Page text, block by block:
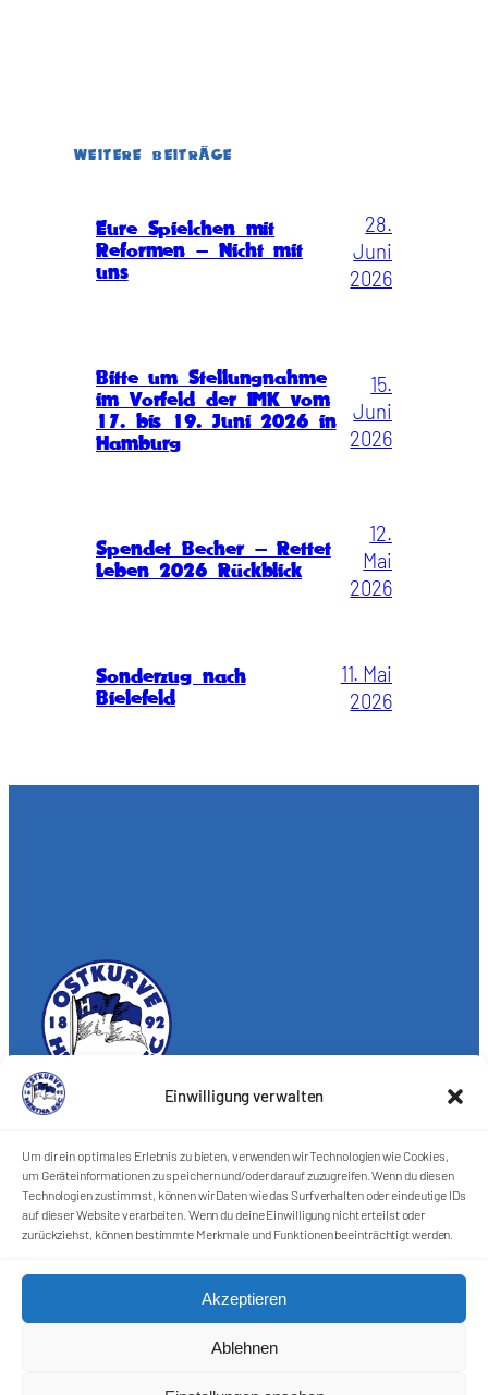
Einwilligung verwalten
Um dir ein optimales Erlebnis zu bieten, verwenden wir Technologien wie Cookies,
um Geräteinformationen zu speichern und/oder darauf zuzugreifen. Wenn du diesen
Technologien zustimmst, können wir Daten wie das Surfverhalten oder eindeutige IDs
auf dieser Website verarbeiten. Wenn du deine Einwilligung nicht erteilst oder
zurückziehst, können bestimmte Merkmale und Funktionen beeinträchtigt werden.
Akzeptieren
Ablehnen
WEITERE BEITRÄGE
Eure Spielchen mit
Reformen – Nicht mit
uns
28.
Juni
2026
Bitte um Stellungnahme
im Vorfeld der IMK vom
17. bis 19. Juni 2026 in
Hamburg
15.
Juni
2026
Spendet Becher – Rettet
Leben 2026 Rückblick
12.
Mai
2026
Sonderzug nach
Bielefeld
11. Mai
2026
Förderkreis Ostkurve e.V.
Sei ein Teil des Ganzen!
Kontakt
Impressum
Cookie-Richtlinie (EU)
Harlekins Berlin ’98